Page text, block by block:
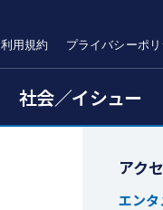
利用規約 プライバシーポリ
社会／イシュー
アク
エンタ